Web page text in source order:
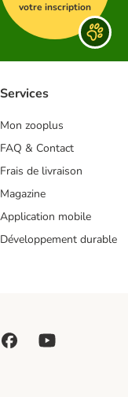
votre inscription
Services
Mon zooplus
FAQ & Contact
Frais de livraison
Magazine
Application mobile
Développement durable